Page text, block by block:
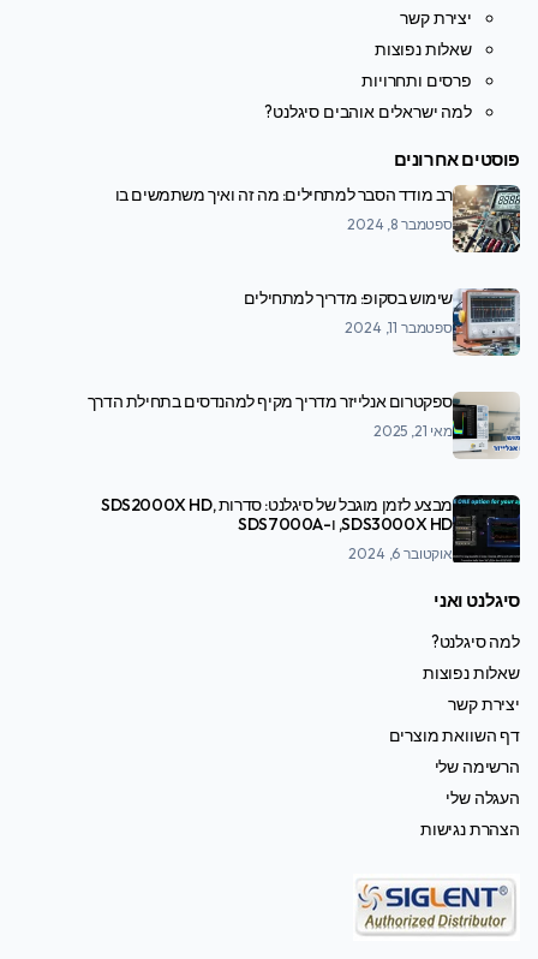
יצירת קשר
שאלות נפוצות
פרסים ותחרויות
למה ישראלים אוהבים סיגלנט?
פוסטים אחרונים
רב מודד הסבר למתחילים: מה זה ואיך משתמשים בו
ספטמבר 8, 2024
שימוש בסקופ: מדריך למתחילים
ספטמבר 11, 2024
ספקטרום אנלייזר מדריך מקיף למהנדסים בתחילת הדרך
מאי 21, 2025
מבצע לזמן מוגבל של סיגלנט: סדרות SDS2000X HD,
SDS3000X HD, ו-SDS7000A
אוקטובר 6, 2024
סיגלנט ואני
למה סיגלנט?
שאלות נפוצות
יצירת קשר
דף השוואת מוצרים
הרשימה שלי
העגלה שלי
הצהרת נגישות